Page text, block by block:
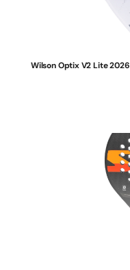
Wilson Optix V2 Lite 2026